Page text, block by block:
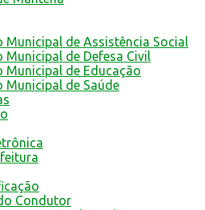
Municipal de Assistência Social
Municipal de Defesa Civil
Municipal de Educação
Municipal de Saúde
Condutor